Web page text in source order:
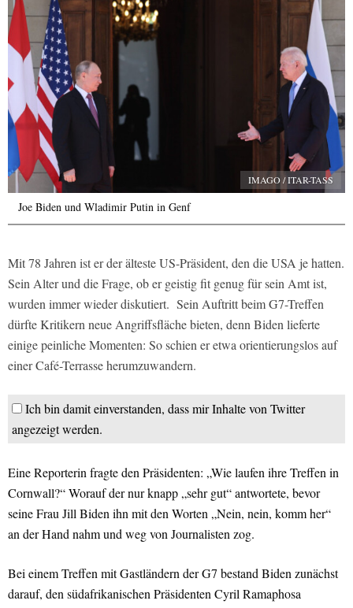
IMAGO / ITAR-TASS
Joe Biden und Wladimir Putin in Genf
Mit 78 Jahren ist er der älteste US-Präsident, den die USA je hatten.
Sein Alter und die Frage, ob er geistig fit genug für sein Amt ist,
wurden immer wieder diskutiert. Sein Auftritt beim G7-Treffen
dürfte Kritikern neue Angriffsfläche bieten, denn Biden lieferte
einige peinliche Momenten: So schien er etwa orientierungslos auf
einer Café-Terrasse herumzuwandern.
Ich bin damit einverstanden, dass mir Inhalte von Twitter
angezeigt werden.
Eine Reporterin fragte den Präsidenten: „Wie laufen ihre Treffen in
Cornwall?“ Worauf der nur knapp „sehr gut“ antwortete, bevor
seine Frau Jill Biden ihn mit den Worten „Nein, nein, komm her“
an der Hand nahm und weg von Journalisten zog.
Bei einem Treffen mit Gastländern der G7 bestand Biden zunächst
darauf, den südafrikanischen Präsidenten Cyril Ramaphosa